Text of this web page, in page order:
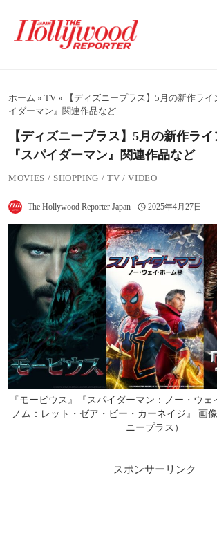
プホーム » TV »
【ディズニープラス】5月の新作ラ
イダーマン』関連作品など
【ディズニープラス】5月の新作ラ
『スパイダーマン』関連作品など
MOVIES / SHOPPING /TV /VIDEO
The Hollywood Reporter Japan 2025年4月27日
『モービウス』『スパイダーマン：ノー・ウェ
ノム：レット・ゼア・ビー・カーネイジ』 画
ニープラス）
スポンサーリンク